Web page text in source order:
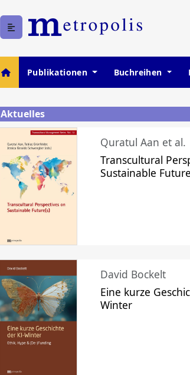
Publikationen Buchreihen
Aktuelles
Quratul Aan et al.
Transcultural
Sustainable
David Bockelt
Eine kurze
Winter